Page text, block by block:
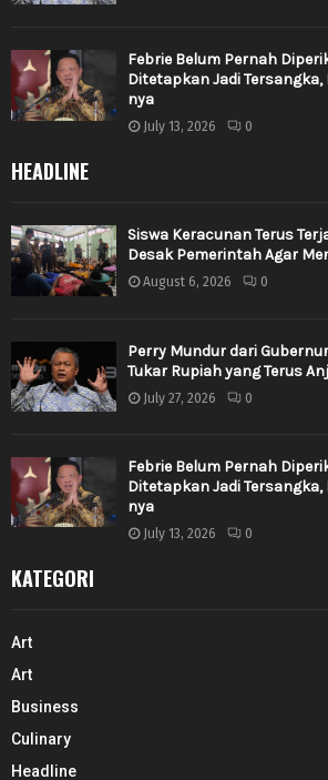
Febrie Belum Pernah
Ditetapkan Jadi Tersangka,
nya
July 13, 2026 0
HEADLINE
Siswa Keracunan Terus
Desak Pemerintah Agar
August 6, 2026 0
Perry Mundur dari
Tukar Rupiah yang Terus
July 27, 2026 0
Febrie Belum Pernah
Ditetapkan Jadi Tersangka,
nya
July 13, 2026 0
KATEGORI
Art
Art
Business
Culinary
Headline